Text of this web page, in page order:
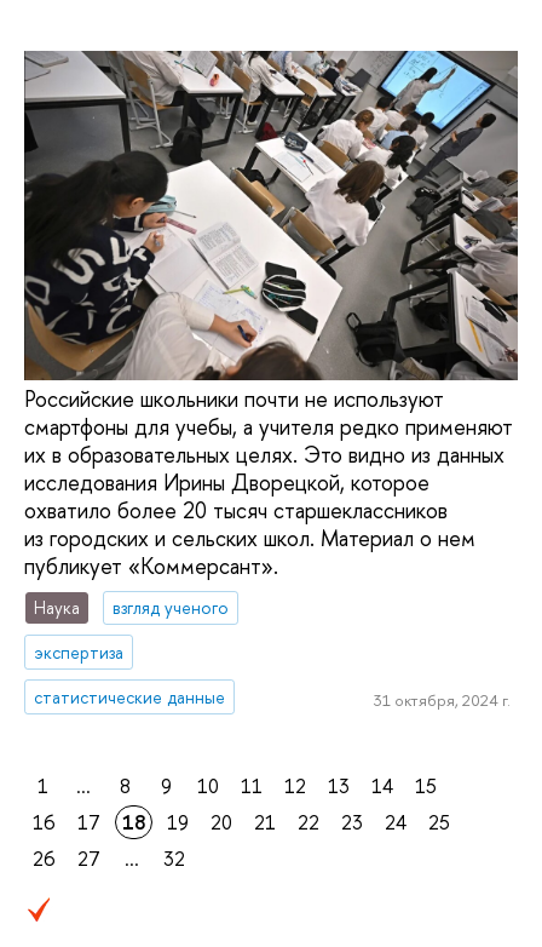
Российские школьники почти не используют
смартфоны для учебы, а учителя редко применяют
их в образовательных целях. Это видно из данных
исследования Ирины Дворецкой, которое
охватило более 20 тысяч старшеклассников
из городских и сельских школ. Материал о нем
публикует «Коммерсант».
Наука
взгляд ученого
экспертиза
статистические данные
31 октября, 2024 г.
1 ... 8 9 10 11 12 13 14
15
16
17 18 19 20 21 22 23 24
25
26
27 ... 32